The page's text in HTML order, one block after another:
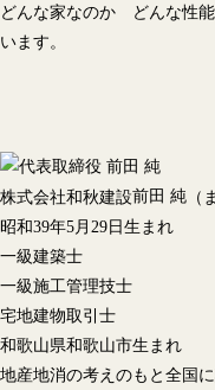
どんな家なのか どんな性
います。
株式会社和秋建設前田 純 （
昭和39年5月29日生まれ
一級建築士
一級施工管理技士
宅地建物取引士
和歌山県和歌山市生まれ
地産地消の考えのもと全国